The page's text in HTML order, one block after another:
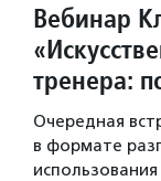
Вебинар
тренера:
Очередная
в формате